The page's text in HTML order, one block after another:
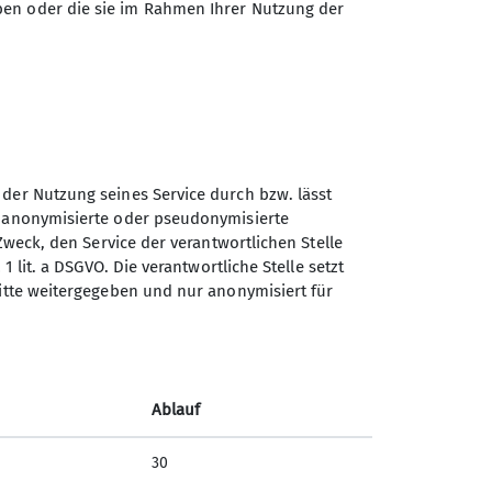
nur nach vorheriger schriftlicher
Sektion Teisendorf des
Deutschen Alpenvereins e.V.
oder die sie im Rahmen Ihrer Nutzung der
Nutzung seines Service durch bzw. lässt
oder pseudonymisierte
den Service der verantwortlichen Stelle
a DSGVO. Die verantwortliche Stelle setzt
weitergegeben und nur anonymisiert für
Ablauf
30